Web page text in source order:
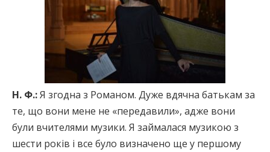
Н. Ф.:Я згодна з Романом. Дуже вдячна батькам за
те, що вони мене не «передавили», адже вони
були вчителями музики. Я займалася музикою з
шести років і все було визначено ще у першому